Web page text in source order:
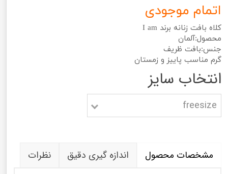
اتمام موجودی
کلاه بافت زنانه برند I am
محصول:آلمان
جنس:بافت ظریف
گرم مناسب پاییز و زمستان
انتخاب سایز
freesize
مشخصات محصول اندازه گیری دقیق نظرات